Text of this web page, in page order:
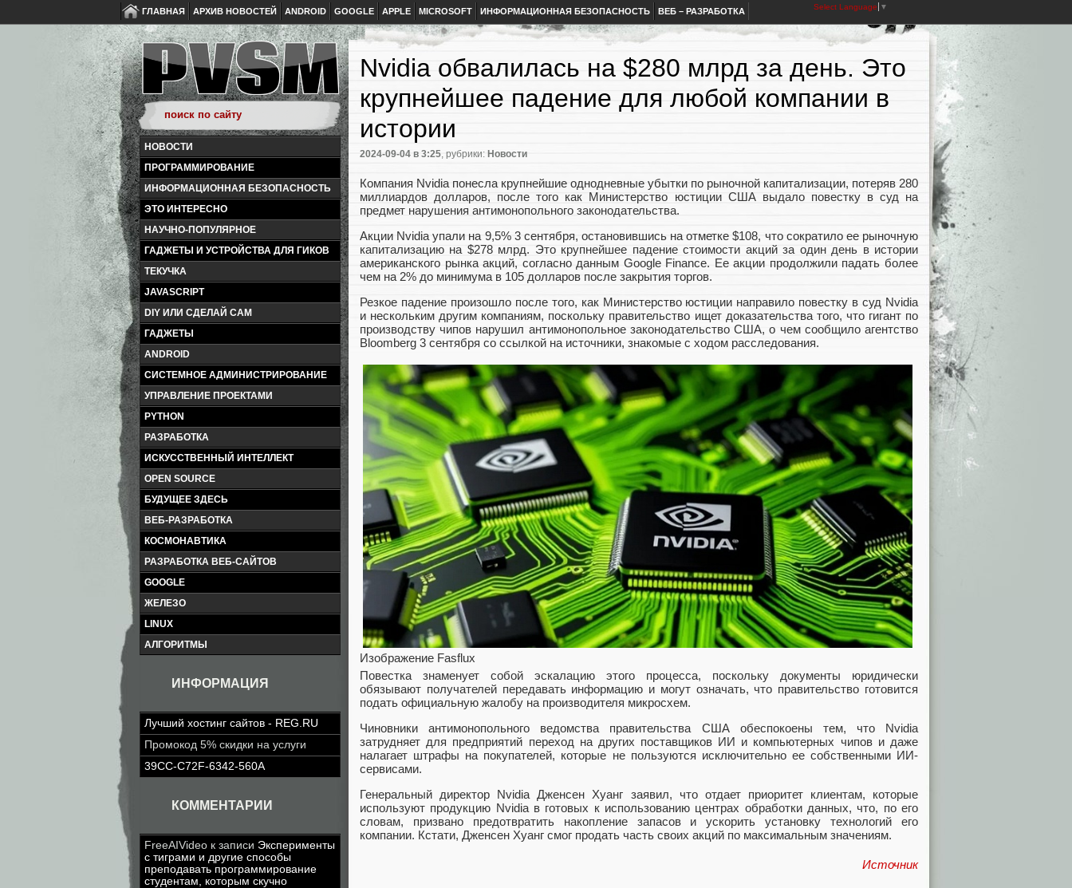
ГЛАВНАЯ АРХИВ НОВОСТЕЙ ANDROID GOOGLE APPLE MICROSOFT ИНФОРМАЦИОННАЯ БЕЗОПАСНОСТЬ ВЕБ – РАЗРАБОТКА Select Language ▼
НОВОСТИ
ПРОГРАММИРОВАНИЕ
ИНФОРМАЦИОННАЯ БЕЗОПАСНОСТЬ
ЭТО ИНТЕРЕСНО
НАУЧНО-ПОПУЛЯРНОЕ
ГАДЖЕТЫ И УСТРОЙСТВА ДЛЯ ГИКОВ
ТЕКУЧКА
JAVASCRIPT
DIY ИЛИ СДЕЛАЙ САМ
ГАДЖЕТЫ
ANDROID
СИСТЕМНОЕ АДМИНИСТРИРОВАНИЕ
УПРАВЛЕНИЕ ПРОЕКТАМИ
PYTHON
РАЗРАБОТКА
ИСКУССТВЕННЫЙ ИНТЕЛЛЕКТ
OPEN SOURCE
БУДУЩЕЕ ЗДЕСЬ
ВЕБ-РАЗРАБОТКА
КОСМОНАВТИКА
РАЗРАБОТКА ВЕБ-САЙТОВ
GOOGLE
ЖЕЛЕЗО
LINUX
АЛГОРИТМЫ
ИНФОРМАЦИЯ
Лучший хостинг сайтов - REG.RU
Промокод 5% скидки на услуги
39CC-C72F-6342-560A
КОММЕНТАРИИ
FreeAIVideo к записи Эксперименты
с тиграми и другие способы
преподавать программирование
студентам, которым скучно
Nvidia обвалилась на $280 млрд за день. Это
крупнейшее падение для любой компании в
истории
2024-09-04 в 3:25, рубрики: Новости
Компания Nvidia понесла крупнейшие однодневные убытки по рыночной капитализации, потеряв 280
миллиардов долларов, после того как Министерство юстиции США выдало повестку в суд на
предмет нарушения антимонопольного законодательства.
Акции Nvidia упали на 9,5% 3 сентября, остановившись на отметке $108, что сократило ее рыночную
капитализацию на $278 млрд. Это крупнейшее падение стоимости акций за один день в истории
американского рынка акций, согласно данным Google Finance. Ее акции продолжили падать более
чем на 2% до минимума в 105 долларов после закрытия торгов.
Резкое падение произошло после того, как Министерство юстиции направило повестку в суд Nvidia
и нескольким другим компаниям, поскольку правительство ищет доказательства того, что гигант по
производству чипов нарушил антимонопольное законодательство США, о чем сообщило агентство
Bloomberg 3 сентября со ссылкой на источники, знакомые с ходом расследования.
Изображение Fasflux
Повестка знаменует собой эскалацию этого процесса, поскольку документы юридически
обязывают получателей передавать информацию и могут означать, что правительство готовится
подать официальную жалобу на производителя микросхем.
Чиновники антимонопольного ведомства правительства США обеспокоены тем, что Nvidia
затрудняет для предприятий переход на других поставщиков ИИ и компьютерных чипов и даже
налагает штрафы на покупателей, которые не пользуются исключительно ее собственными ИИ-
сервисами.
Генеральный директор Nvidia Дженсен Хуанг заявил, что отдает приоритет клиентам, которые
используют продукцию Nvidia в готовых к использованию центрах обработки данных, что, по его
словам, призвано предотвратить накопление запасов и ускорить установку технологий его
компании. Кстати, Дженсен Хуанг смог продать часть своих акций по максимальным значениям.
Источник